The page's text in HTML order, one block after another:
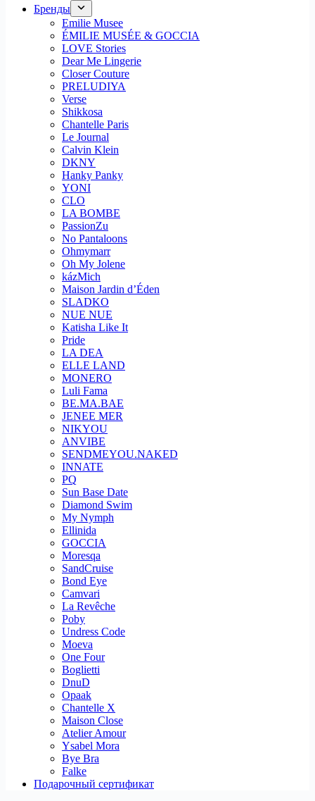
Бренды
Emilie Musee
ÉMILIE MUSÉE & GOCCIA
LOVE Stories
Dear Me Lingerie
Closer Couture
PRELUDIYA
Verse
Shikkosa
Chantelle Paris
Le Journal
Calvin Klein
DKNY
Hanky Panky
YONI
CLO
LA BOMBE
PassionZu
No Pantaloons
Ohmymarr
Oh My Jolene
kázMich
Maison Jardin d’Éden
SLADKO
NUE NUE
Katisha Like It
Pride
LA DEA
ELLE LAND
MONERO
Luli Fama
BE.MA.BAE
JENEE MER
NIKYOU
ANVIBE
SENDMEYOU.NAKED
INNATE
PQ
Sun Base Date
Diamond Swim
My Nymph
Ellinida
GOCCIA
Moresqa
SandCruise
Bond Eye
Camvari
La Revêche
Poby
Undress Code
Moeva
One Four
Boglietti
DnuD
Opaak
Chantelle X
Maison Close
Atelier Amour
Ysabel Mora
Bye Bra
Falke
Подарочный сертификат